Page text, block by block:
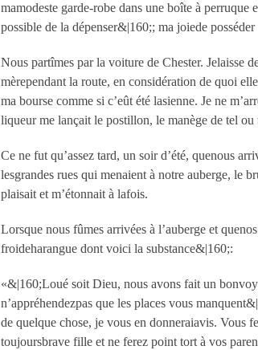
mamodeste garde-robe dans une boîte à perruque
possible de la dépenser&|160;; ma joiede
Nous partîmes par la voiture de Chester. Jelaisse
mèrependant la route, en considération de quoi
ma bourse comme si c’eût été lasienne. Je ne
liqueur me lançait le postillon, le manège de tel
Ce ne fut qu’assez tard, un soir d’été, quenous
lesgrandes rues qui menaient à notre auberge, le
plaisait et m’étonnait à lafois.
Lorsque nous fûmes arrivées à l’auberge et
froideharangue dont voici la substance&|160;:
«&|160;Loué soit Dieu, nous avons fait un
n’appréhendezpas que les places vous
de quelque chose, je vous en donneraiavis. Vous
toujoursbrave fille et ne ferez point tort à vos